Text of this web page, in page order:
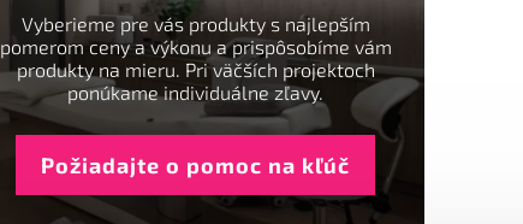
Vyberieme pre vás produkty s najlepším
pomerom ceny a výkonu a prispôsobíme vám
produkty na mieru. Pri väčších projektoch
ponúkame individuálne zľavy.
Požiadajte o pomoc na kľúč